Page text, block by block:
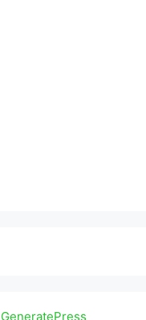
GeneratePress